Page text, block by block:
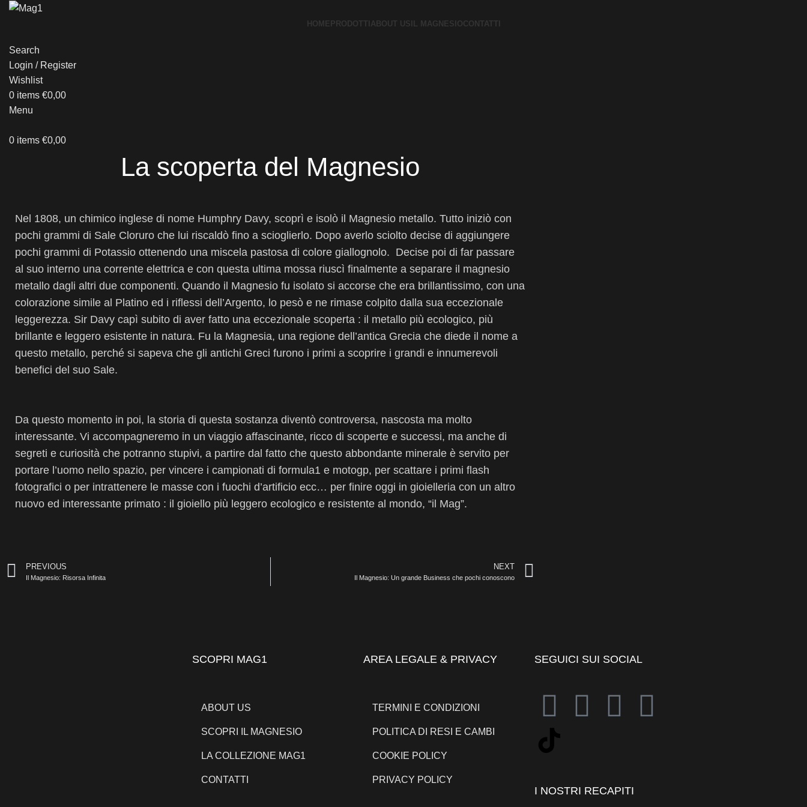
HOME PRODOTTI ABOUT US IL MAGNESIOCONTATTI
Search
Login / Register
Wishlist
0 items €0,00
Menu
0 items €0,00
La scoperta del Magnesio
Nel 1808, un chimico inglese di nome Humphry Davy, scoprì e isolò il Magnesio metallo. Tutto iniziò con
pochi grammi di Sale Cloruro che lui riscaldò fino a scioglierlo. Dopo averlo sciolto decise di aggiungere
pochi grammi di Potassio ottenendo una miscela pastosa di colore giallognolo. Decise poi di far passare
al suo interno una corrente elettrica e con questa ultima mossa riuscì finalmente a separare il magnesio
metallo dagli altri due componenti. Quando il Magnesio fu isolato si accorse che era brillantissimo, con una
colorazione simile al Platino ed i riflessi dell’Argento, lo pesò e ne rimase colpito dalla sua eccezionale
leggerezza. Sir Davy capì subito di aver fatto una eccezionale scoperta : il metallo più ecologico, più
brillante e leggero esistente in natura. Fu la Magnesia, una regione dell’antica Grecia che diede il nome a
questo metallo, perché si sapeva che gli antichi Greci furono i primi a scoprire i grandi e innumerevoli
benefici del suo Sale.
Da questo momento in poi, la storia di questa sostanza diventò controversa, nascosta ma molto
interessante. Vi accompagneremo in un viaggio affascinante, ricco di scoperte e successi, ma anche di
segreti e curiosità che potranno stupivi, a partire dal fatto che questo abbondante minerale è servito per
portare l’uomo nello spazio, per vincere i campionati di formula1 e motogp, per scattare i primi flash
fotografici o per intrattenere le masse con i fuochi d’artificio ecc… per finire oggi in gioielleria con un altro
nuovo ed interessante primato : il gioiello più leggero ecologico e resistente al mondo, “il Mag”.
PREVIOUS
Il Magnesio: Risorsa Infinita
NEXT
Il Magnesio: Un grande Business che pochi conoscono
SCOPRI MAG1
ABOUT US
SCOPRI IL MAGNESIO
LA COLLEZIONE MAG1
CONTATTI
AREA LEGALE & PRIVACY
TERMINI E CONDIZIONI
POLITICA DI RESI E CAMBI
COOKIE POLICY
PRIVACY POLICY
SEGUICI SUI SOCIAL
I NOSTRI RECAPITI